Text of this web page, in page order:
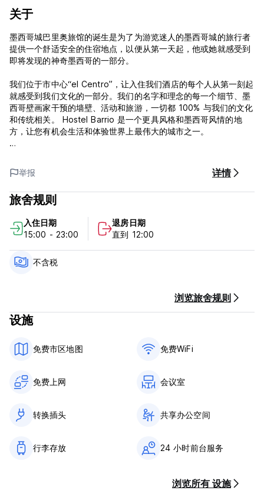
关于
墨西哥城巴里奥旅馆的诞生是为了为游览迷人的墨西哥城的旅行者
提供一个舒适安全的住宿地点，以便从第一天起，他或她就感受到
即将发现的神奇墨西哥的一部分。
我们位于市中心“el Centro”，让入住我们酒店的每个人从第一刻起
就感受到我们文化的一部分。我们的名字和理念的每一个细节、墨
西哥壁画家干预的墙壁、活动和旅游，一切都 100% 与我们的文化
和传统相关。 Hostel Barrio 是一个更具风格和墨西哥风情的地
方，让您有机会生活和体验世界上最伟大的城市之一。
取消政策：抵达前 1 天。如果延迟取消或未入住，我们将向您收取
入住第一晚的费用。
12:00前退房。
24 小时接待。
03. 最多可容纳人数将取决于预订的房间类型。
酒店时使用同一张信用卡、现金或任何其他卡付款，例如：Visa、
Master Card或美国运通卡。
06.仅限成人
07. 旅舍100%无烟草烟雾和/或衍生物。
09. 提早入住（下午 3:00 之前）和延迟退房（下午 12:00 之后）
10. 所提供的个人信息将仅用于所请求的服务。 (Auto-translated
举报 详情
旅舍规则
入住日期
15:00 - 23:00
退房日期
直到 12:00
不含税
浏览旅舍规则
设施
免费市区地图 免费WiFi
免费上网 会议室
转换插头 共享办公空间
行李存放 24 小时前台服务
浏览所有 设施